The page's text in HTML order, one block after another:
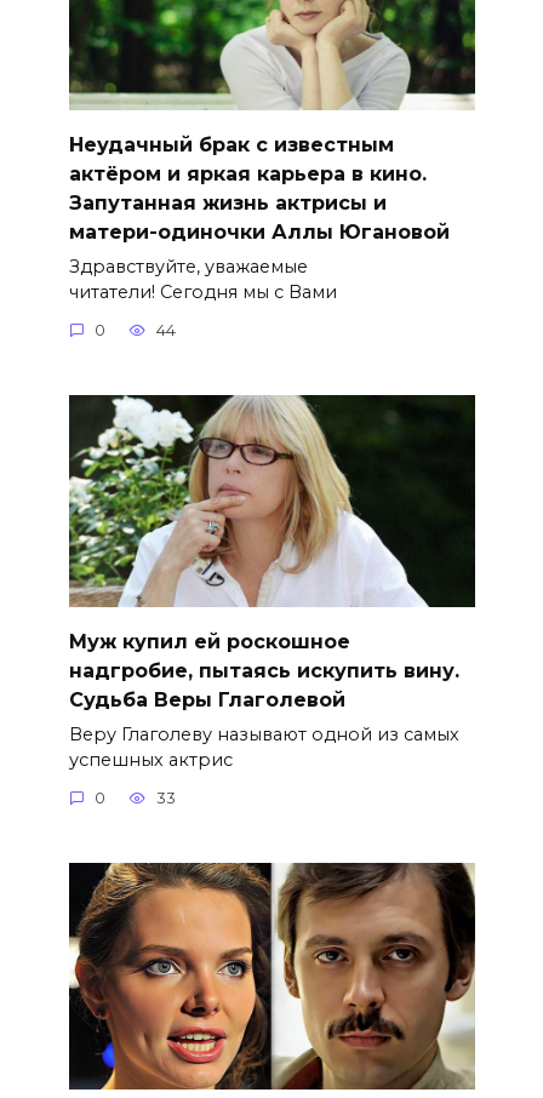
Неудачный брак с известным
актёром и яркая карьера в кино.
Запутанная жизнь актрисы и
матери-одиночки Аллы Югановой
Здравствуйте, уважаемые
читатели! Сегодня мы с Вами
0 44
Муж купил ей роскошное
надгробие, пытаясь искупить вину.
Судьба Веры Глаголевой
Веру Глаголеву называют одной из самых
успешных актрис
0 33